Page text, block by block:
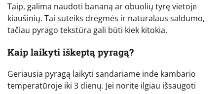
Taip, galima naudoti bananą ar obuolių tyrę vietoje
kiaušinių. Tai suteiks drėgmės ir natūralaus saldumo,
tačiau pyrago tekstūra gali būti kiek kitokia.
Kaip laikyti iškeptą pyragą?
Geriausia pyragą laikyti sandariame inde kambario
temperatūroje iki 3 dienų. Jei norite ilgiau išsaugoti